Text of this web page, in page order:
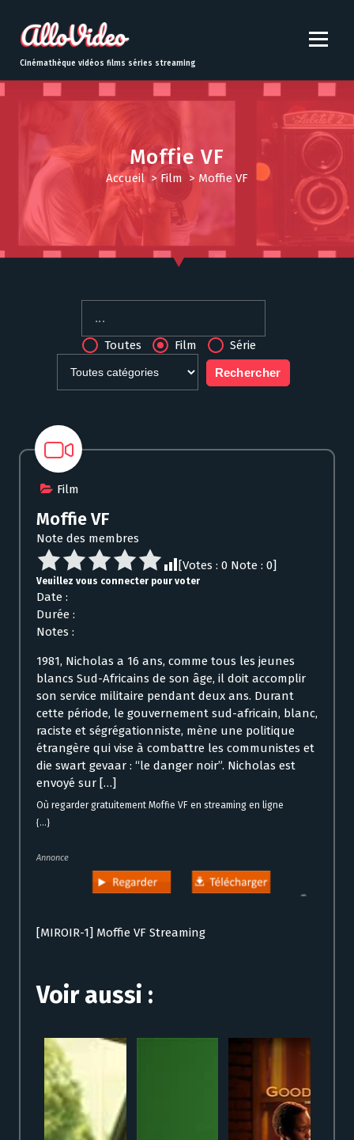
t
o
Cinémathèque vidéos films séries streaming
Moffie VF
Accueil > Film > Moffie VF
Toutes Film Série
Film
Moffie VF
Note des membres
[Votes : 0 Note : 0]
Veuillez vous connecter pour voter
Date :
Durée :
Notes :
1981, Nicholas a 16 ans, comme tous les jeunes
blancs Sud-Africains de son âge, il doit accomplir
son service militaire pendant deux ans. Durant
cette période, le gouvernement sud-africain, blanc,
raciste et ségrégationniste, mène une politique
étrangère qui vise à combattre les communistes et
die swart gevaar : “le danger noir”. Nicholas est
envoyé sur […]
Où regarder gratuitement Moffie VF en streaming en ligne
{...}
Annonce
[MIROIR-1] Moffie VF Streaming
Voir aussi :